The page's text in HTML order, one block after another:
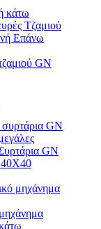
κάτω
Τζαμιού
Επάνω
GN
GN
GN
40Χ40
μηχάνημα